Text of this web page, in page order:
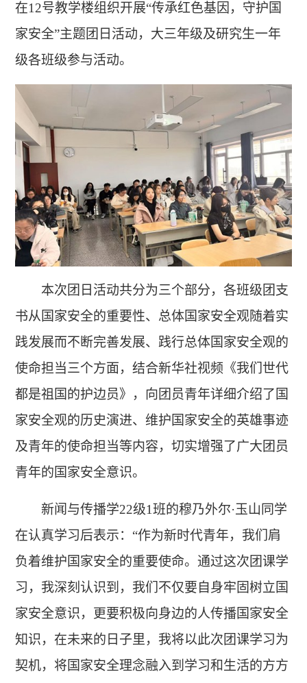
在12号教学楼组织开展“传承红色基因，守护国
家安全”主题团日活动，大三年级及研究生一年
级各班级参与活动。
本次团日活动共分为三个部分，各班级团支
书从国家安全的重要性、总体国家安全观随着实
践发展而不断完善发展、践行总体国家安全观的
使命担当三个方面，结合新华社视频《我们世代
都是祖国的护边员》，向团员青年详细介绍了国
家安全观的历史演进、维护国家安全的英雄事迹
及青年的使命担当等内容，切实增强了广大团员
青年的国家安全意识。
新闻与传播学22级1班的穆乃外尔·玉山同学
在认真学习后表示：“作为新时代青年，我们肩
负着维护国家安全的重要使命。通过这次团课学
习，我深刻认识到，我们不仅要自身牢固树立国
家安全意识，更要积极向身边的人传播国家安全
知识，在未来的日子里，我将以此次团课学习为
契机，将国家安全理念融入到学习和生活的方方